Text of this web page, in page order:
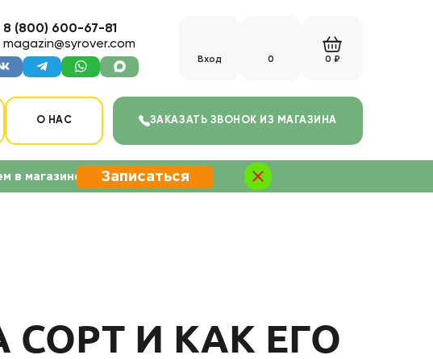
8 (800) 600-67-81
magazin@syrover.com
Вход 0 0 ₽
О НАС ЗАКАЗАТЬ ЗВОНОК ИЗ МАГАЗИНА
СОРТ И КАК ЕГО
в магазине Записаться